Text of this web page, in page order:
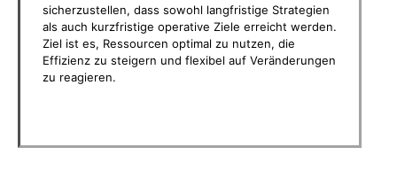
sicherzustellen, dass sowohl langfristige Strategien
als auch kurzfristige operative Ziele erreicht werden.
Ziel ist es, Ressourcen optimal zu nutzen, die
Effizienz zu steigern und flexibel auf Veränderungen
zu reagieren.